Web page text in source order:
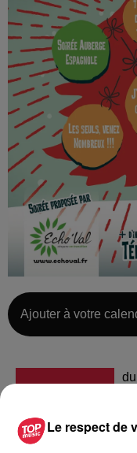
Ajouter à votre
du
Le respect de